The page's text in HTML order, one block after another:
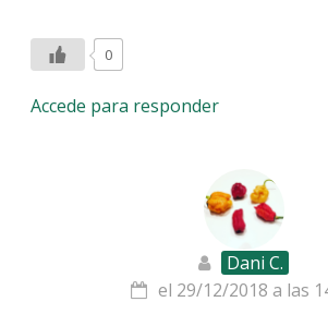
0
Accede para responder
Dani C.
el 29/12/2018 a las